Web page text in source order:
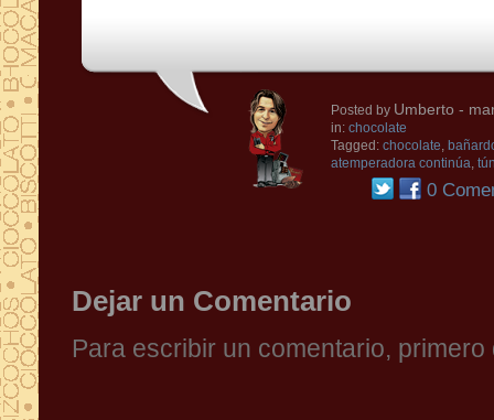
Posted by Umberto -
in: chocolate
Tagged: chocolate,
atemperadora continúa,
0
Dejar un Comentario
Para escribir un comentario,